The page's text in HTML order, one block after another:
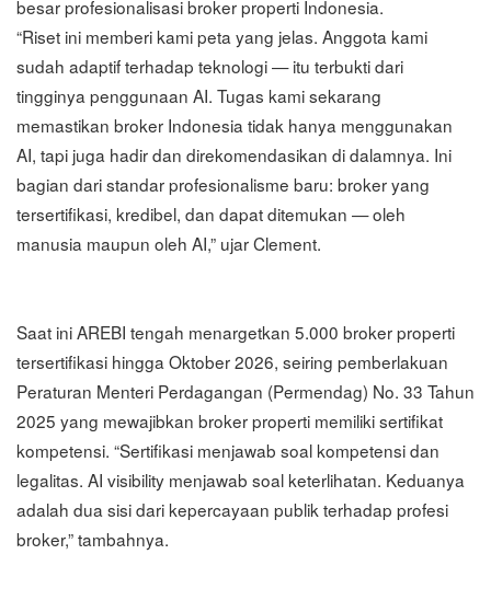
besar profesionalisasi broker properti Indonesia.
“Riset ini memberi kami peta yang jelas. Anggota kami
sudah adaptif terhadap teknologi — itu terbukti dari
tingginya penggunaan AI. Tugas kami sekarang
memastikan broker Indonesia tidak hanya menggunakan
AI, tapi juga hadir dan direkomendasikan di dalamnya. Ini
bagian dari standar profesionalisme baru: broker yang
tersertifikasi, kredibel, dan dapat ditemukan — oleh
manusia maupun oleh AI,” ujar Clement.
Saat ini AREBI tengah menargetkan 5.000 broker properti
tersertifikasi hingga Oktober 2026, seiring pemberlakuan
Peraturan Menteri Perdagangan (Permendag) No. 33 Tahun
2025 yang mewajibkan broker properti memiliki sertifikat
kompetensi. “Sertifikasi menjawab soal kompetensi dan
legalitas. AI visibility menjawab soal keterlihatan. Keduanya
adalah dua sisi dari kepercayaan publik terhadap profesi
broker,” tambahnya.